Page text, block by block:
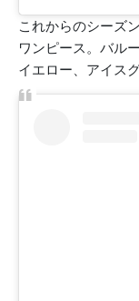
これからのシーズ
ワンピース。バル
イエロー、アイス